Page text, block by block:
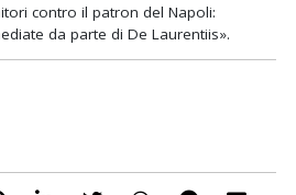
contro il patron del Napoli:
da parte di De Laurentiis».